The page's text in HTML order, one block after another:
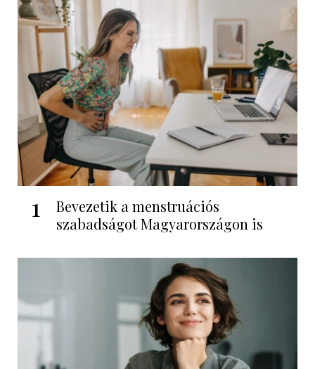
1
Bevezetik a menstruációs
szabadságot Magyarországon is